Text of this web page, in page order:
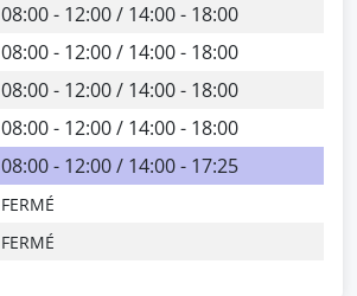
08:00 - 12:00 / 14:00 - 18:00
08:00 - 12:00 / 14:00 - 18:00
08:00 - 12:00 / 14:00 - 18:00
08:00 - 12:00 / 14:00 - 18:00
08:00 - 12:00 / 14:00 - 17:25
FERMÉ
FERMÉ